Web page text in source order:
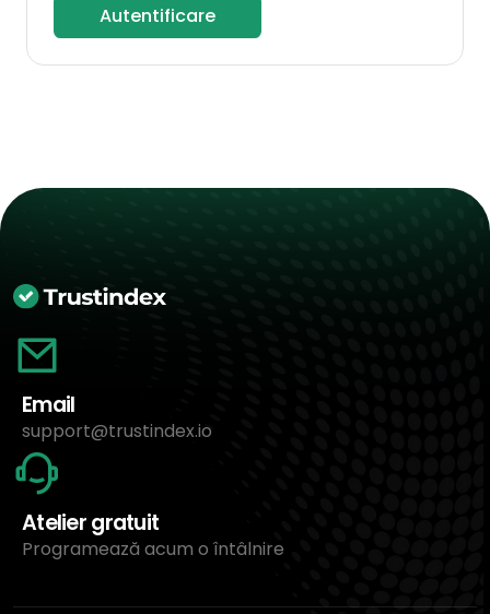
Autentificare
Email
support@trustindex.io
Atelier gratuit
Programează acum o întâlnire